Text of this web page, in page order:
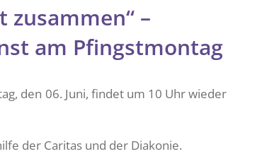
zusammen“ –
am Pfingstmontag
den 06. Juni, findet um 10 Uhr wieder
der Caritas und der Diakonie.